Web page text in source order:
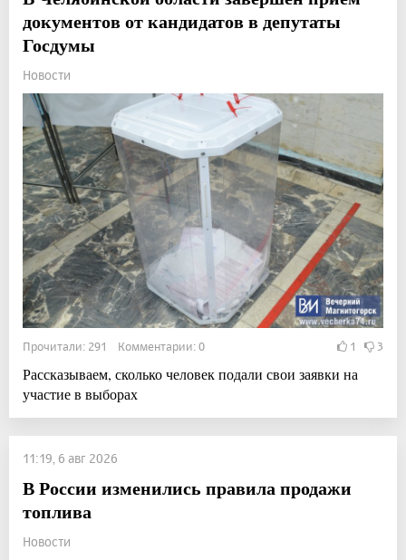
документов от кандидатов в депутаты
Госдумы
Новости
Прочитали: 291 Комментарии: 0 1 3
Рассказываем, сколько человек подали свои заявки на
участие в выборах
11:19, 6 авг 2026
В России изменились правила продажи
топлива
Новости